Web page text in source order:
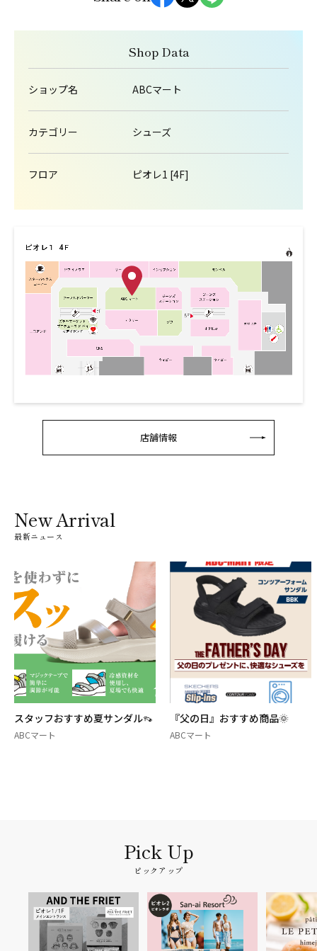
Shop Data
ショップ名 ABCマート
カテゴリー シューズ
フロア ピオレ1 [4F]
店舗情報
New Arrival
最新ニュース
スタッフおすすめ夏サンダル👡
ABCマート
『父の日』おすすめ商品🌞
ABCマート
ピックアップ